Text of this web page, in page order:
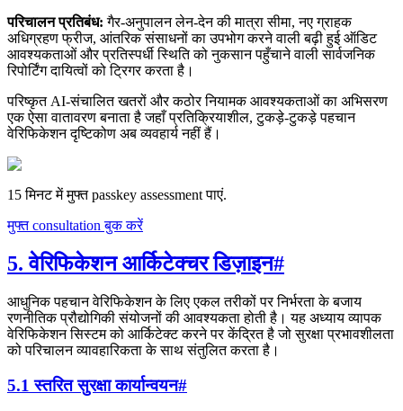
परिचालन प्रतिबंध: गैर-अनुपालन लेन-देन की मात्रा सीमा, नए ग्राहक
अधिग्रहण फ्रीज, आंतरिक संसाधनों का उपभोग करने वाली बढ़ी हुई ऑडिट
आवश्यकताओं और प्रतिस्पर्धी स्थिति को नुकसान पहुँचाने वाली सार्वजनिक
रिपोर्टिंग दायित्वों को ट्रिगर करता है।
परिष्कृत AI-संचालित खतरों और कठोर नियामक आवश्यकताओं का अभिसरण
एक ऐसा वातावरण बनाता है जहाँ प्रतिक्रियाशील, टुकड़े-टुकड़े पहचान
वेरिफिकेशन दृष्टिकोण अब व्यवहार्य नहीं हैं।
15 मिनट में मुफ्त passkey assessment पाएं.
मुफ्त consultation बुक करें
5. वेरिफिकेशन आर्किटेक्चर डिज़ाइन#
आधुनिक पहचान वेरिफिकेशन के लिए एकल तरीकों पर निर्भरता के बजाय
रणनीतिक प्रौद्योगिकी संयोजनों की आवश्यकता होती है। यह अध्याय व्यापक
वेरिफिकेशन सिस्टम को आर्किटेक्ट करने पर केंद्रित है जो सुरक्षा प्रभावशीलता
को परिचालन व्यावहारिकता के साथ संतुलित करता है।
5.1 स्तरित सुरक्षा कार्यान्वयन#